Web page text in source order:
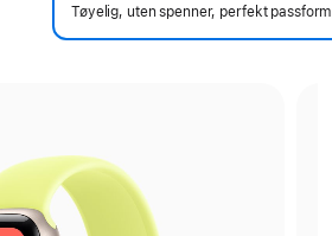
Tøyelig, uten spenner, perfekt passform